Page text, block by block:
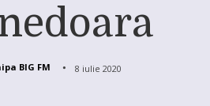
BIG FM 8 iulie 2020